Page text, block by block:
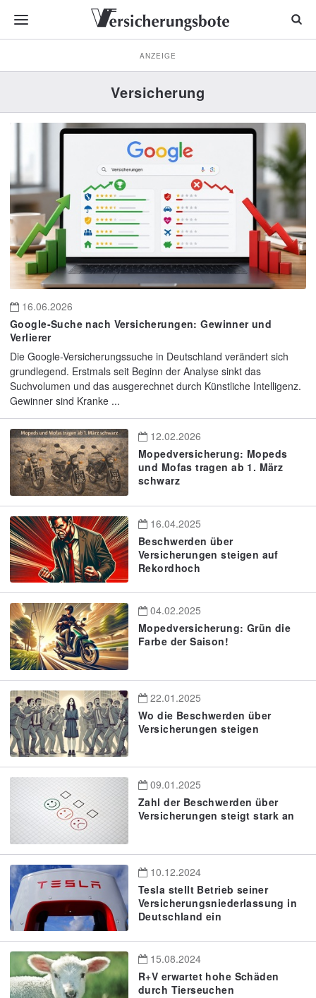
ANZEIGE
Versicherung
16.06.2026
Google-Suche nach Versicherungen: Gewinner und
Verlierer
Die Google-Versicherungssuche in Deutschland verändert sich
grundlegend. Erstmals seit Beginn der Analyse sinkt das
Suchvolumen und das ausgerechnet durch Künstliche Intelligenz.
Gewinner sind Kranke ...
12.02.2026
Mopedversicherung: Mopeds
und Mofas tragen ab 1. März
schwarz
16.04.2025
Beschwerden über
Versicherungen steigen auf
Rekordhoch
04.02.2025
Mopedversicherung: Grün die
Farbe der Saison!
22.01.2025
Wo die Beschwerden über
Versicherungen steigen
09.01.2025
Zahl der Beschwerden über
Versicherungen steigt stark an
10.12.2024
Tesla stellt Betrieb seiner
Versicherungsniederlassung in
Deutschland ein
15.08.2024
R+V erwartet hohe Schäden
durch Tierseuchen